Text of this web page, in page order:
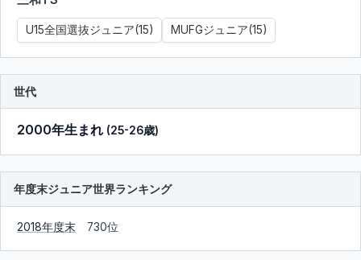
U15全国選抜ジュニア(15) MUFGジュニア(15)
世代
2000年生まれ (25-26歳)
年度末ジュニア世界ランキング
2018年度末 730位